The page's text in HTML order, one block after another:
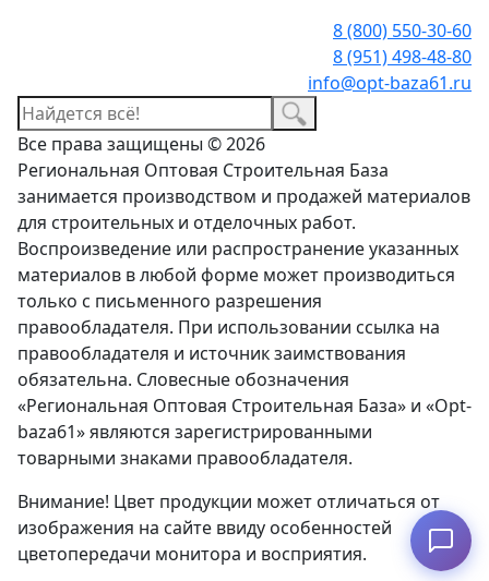
8 (800) 550-30-60
8 (951) 498-48-80
info@opt-baza61.ru
Все права защищены © 2026
Региональная Оптовая Строительная База
занимается производством и продажей материалов
для строительных и отделочных работ.
Воспроизведение или распространение указанных
материалов в любой форме может производиться
только с письменного разрешения
правообладателя. При использовании ссылка на
правообладателя и источник заимствования
обязательна. Словесные обозначения
«Региональная Оптовая Строительная База» и «Opt-
baza61» являются зарегистрированными
товарными знаками правообладателя.
Внимание! Цвет продукции может отличаться от
изображения на сайте ввиду особенностей
цветопередачи монитора и восприятия.